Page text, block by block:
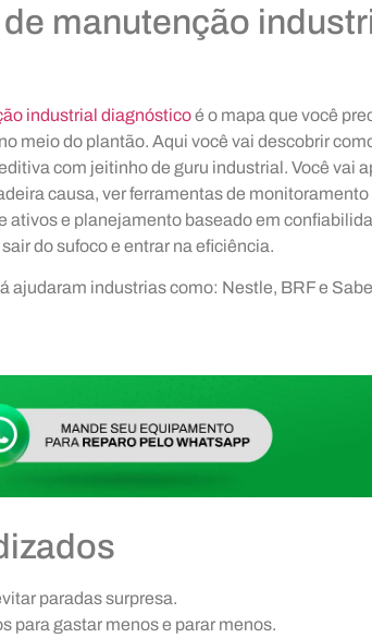
manutenção
industrial diagnósticoé o mapa que você
meio do plantão. Aqui você vai descobrir
com jeitinho de guru industrial. Você vai
causa, ver ferramentas de
ativos e planejamento baseado em
do sufoco e entrar na eficiência.
ajudaram industrias como: Nestle, BRF e
paradas surpresa.
para gastar menos e parar menos.